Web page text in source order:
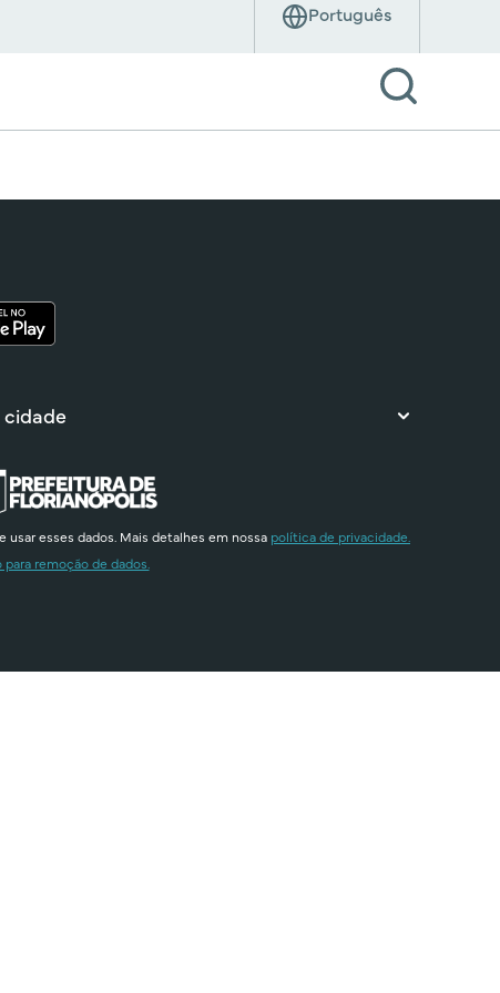
cidade
esses dados. Mais detalhes em nossa política de privacidade.
para remoção de dados.